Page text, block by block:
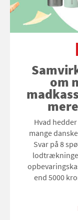
om
Hvad
mange
Svar på 8
end 5000